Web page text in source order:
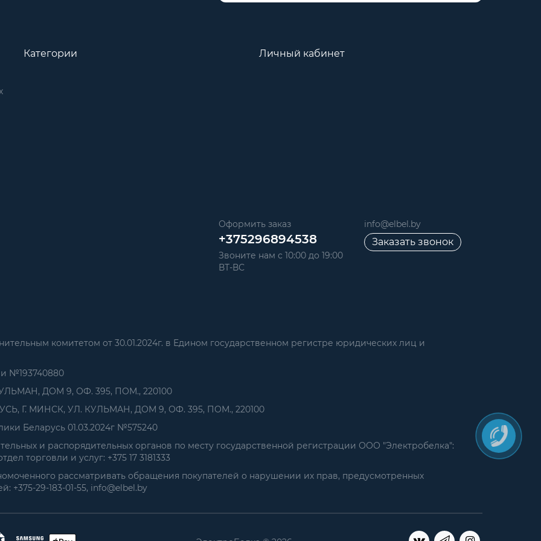
Категории Личный кабинет
Оформить заказ
+375296894538
Звоните нам с 10:00 до 19:00
ВТ-ВС
info@elbel.by
Заказать звонок
комитетом от 30.01.2024г. в Едином государственном регистре юридических лиц и
№193740880
ДОМ 9, ОФ. 395, ПОМ., 220100
Г. МИНСК, УЛ. КУЛЬМАН, ДОМ 9, ОФ. 395, ПОМ., 220100
Беларусь 01.03.2024г №575240
и распорядительных органов по месту государственной регистрации ООО "Электробелка":
торговли и услуг: +375 17 3181333
рассматривать обращения покупателей о нарушении их прав, предусмотренных
+375-29-183-01-55, info@elbel.by